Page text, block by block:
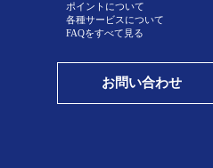
ポイントについて
各種サービスについて
FAQをすべて見る
お問い合わせ